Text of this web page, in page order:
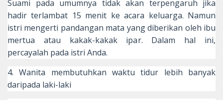
Suami pada umumnya tidak akan terpengaruh jika
hadir terlambat 15 menit ke acara keluarga. Namun
istri mengerti pandangan mata yang diberikan oleh ibu
mertua atau kakak-kakak ipar. Dalam hal ini,
percayalah pada istri Anda.
4. Wanita membutuhkan waktu tidur lebih banyak
daripada laki-laki